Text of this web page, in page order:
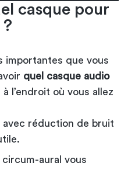
casque pour
importantes que vous
quel casque audio
l’endroit où vous allez
avec réduction de bruit
aural vous